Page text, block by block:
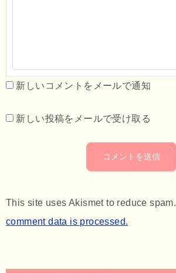
新しいコメントをメールで通知
新しい投稿をメールで受け取る
This site uses Akismet to reduce spam.
comment data is processed.